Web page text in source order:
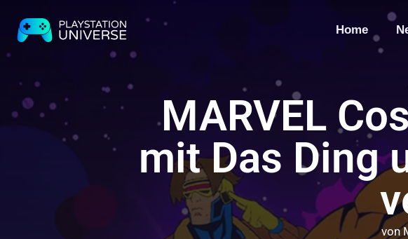
Home
MARVEL
mit Das Ding
von